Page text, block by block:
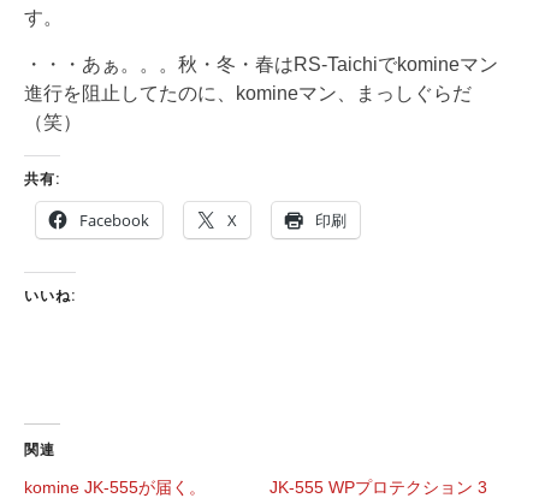
す。
・・・あぁ。。。秋・冬・春はRS-Taichiでkomineマン
進行を阻止してたのに、komineマン、まっしぐらだ
（笑）
共有:
Facebook X 印刷
いいね:
関連
komine JK-555が届く。
JK-555 WPプロテクション 3